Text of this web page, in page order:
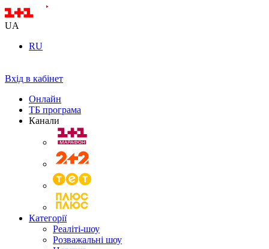
UA
RU
Вхід в кабінет
Онлайн
ТБ програма
Канали
Категорії
Реаліті-шоу
Розважальні шоу